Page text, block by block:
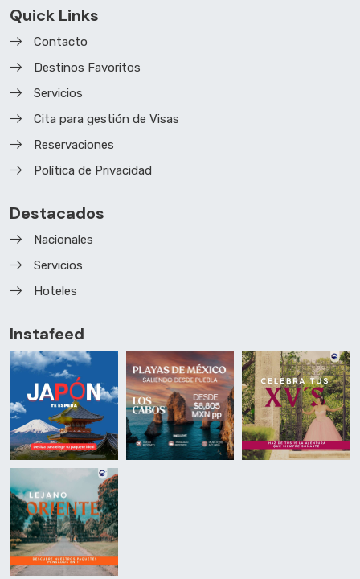
Quick Links
Contacto
Destinos Favoritos
Servicios
Cita para gestión de Visas
Reservaciones
Política de Privacidad
Destacados
Nacionales
Servicios
Hoteles
Instafeed